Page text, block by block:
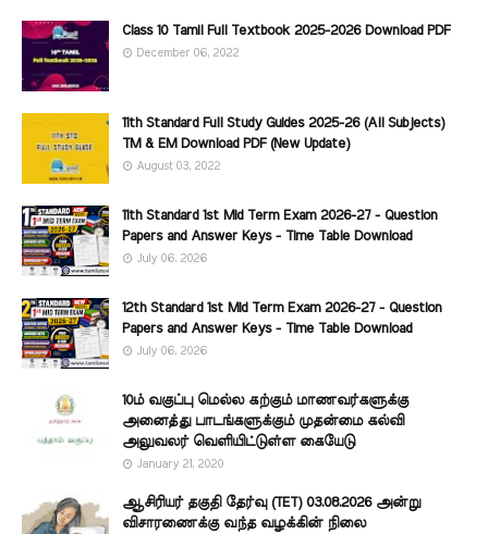
Class 10 Tamil Full Textbook 2025-2026 Download PDF
December 06, 2022
11th Standard Full Study Guides 2025-26 (All Subjects)
TM & EM Download PDF (New Update)
August 03, 2022
11th Standard 1st Mid Term Exam 2026-27 - Question
Papers and Answer Keys - Time Table Download
July 06, 2026
12th Standard 1st Mid Term Exam 2026-27 - Question
Papers and Answer Keys - Time Table Download
July 06, 2026
10ம் வகுப்பு மெல்ல கற்கும் மாணவர்களுக்கு
அனைத்து பாடங்களுக்கும் முதன்மை கல்வி
அலுவலர் வெளியிட்டுள்ள கையேடு
January 21, 2020
ஆசிரியர் தகுதி தேர்வு (TET) 03.08.2026 அன்று
விசாரணைக்கு வந்த வழக்கின் நிலை